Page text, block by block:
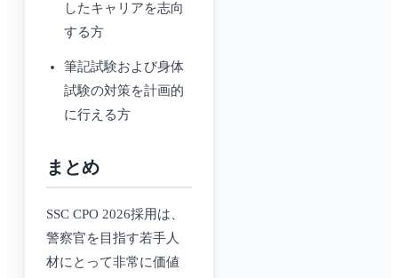
したキャリアを志向
する方
筆記試験および身体
試験の対策を計画的
に行える方
まとめ
SSC CPO 2026採用は、
警察官を目指す若手人
材にとって非常に価値